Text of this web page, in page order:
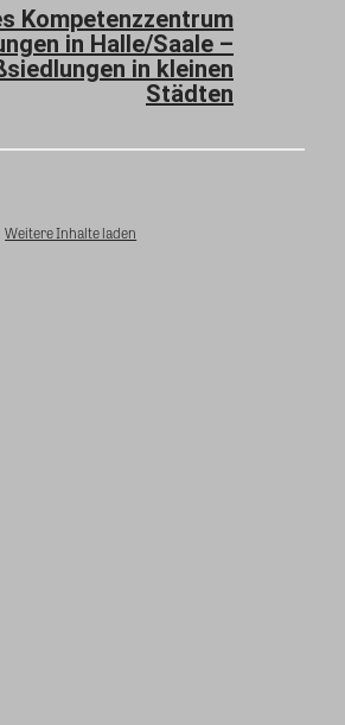
Kompetenzzentrum
in Halle/Saale –
in kleinen
Städten
Weitere Inhalte laden